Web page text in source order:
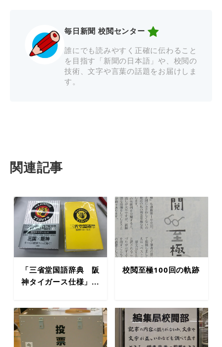
毎日新聞 校閲センター
誰にでも読みやすく正確に伝わること
を目指す「新聞の日本語」や、校閲の
技術、文字や言葉の話題をお届けしま
す。
関連記事
「三省堂国語辞典 阪
神タイガース仕様」...
校閲至極100回の軌跡